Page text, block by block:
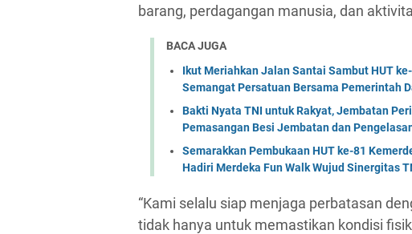
barang, perdagangan manusia, dan
BACA JUGA
Ikut Meriahkan Jalan Santai Sambut HUT
Semangat Persatuan Bersama Pemerintah
Bakti Nyata TNI untuk Rakyat, Jembatan
Pemasangan Besi Jembatan dan
Semarakkan Pembukaan HUT ke-81
Hadiri Merdeka Fun Walk Wujud Sinergitas
“Kami selalu siap menjaga perbatasan
tidak hanya untuk memastikan kondisi